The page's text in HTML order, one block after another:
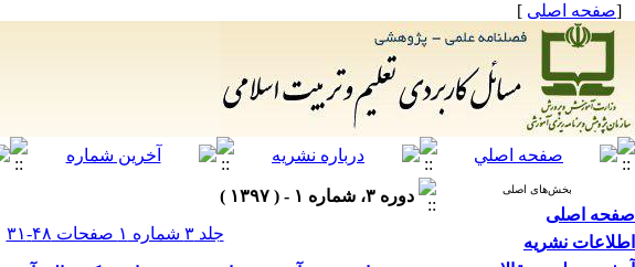
[صفحه اصلی ]
بخش‌های اصلی
صفحه اصلی
اطلاعات نشریه
دوره ۳، شماره ۱ - ( ۱۳۹۷ )
جلد ۳ شماره ۱ صفحات ۴۸-۳۱